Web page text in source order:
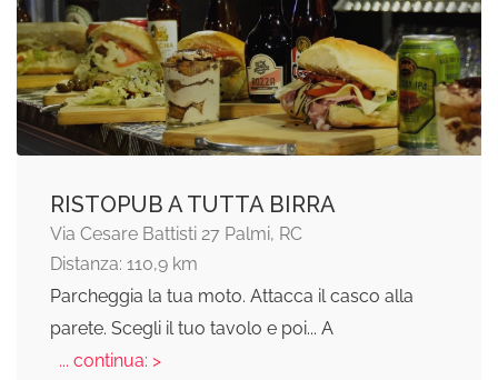
RISTOPUB A TUTTA BIRRA
Via Cesare Battisti 27 Palmi, RC
Distanza: 110,9 km
Parcheggia la tua moto. Attacca il casco alla
parete. Scegli il tuo tavolo e poi... A
... continua: >